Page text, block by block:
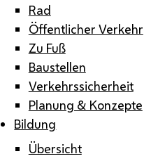
Rad
Öffentlicher Verkehr
Zu Fuß
Baustellen
Verkehrssicherheit
Planung & Konzepte
Bildung
Übersicht